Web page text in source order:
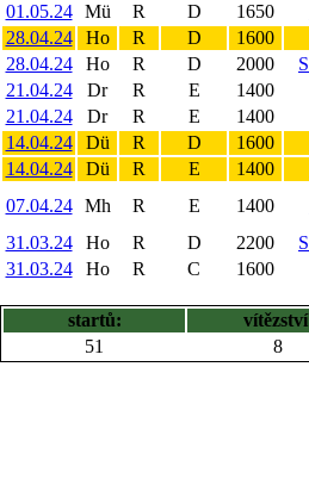
01.05.24
Mü R D 1650
28.04.24
Ho R D 1600
28.04.24
Ho R D 2000
21.04.24
Dr R E 1400
21.04.24
Dr R E 1400
14.04.24
Dü R D 1600
14.04.24
Dü R E 1400
07.04.24
Mh R E 1400
31.03.24
Ho R D 2200
31.03.24
Ho R C 1600
startů:
51
8